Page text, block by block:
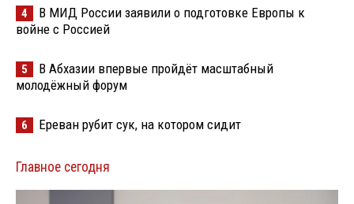
4
В МИД России заявили о подготовке Европы к
войне с Россией
5
В Абхазии впервые пройдёт масштабный
молодёжный форум
6 Ереван рубит сук, на котором сидит
Главное сегодня